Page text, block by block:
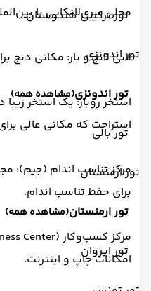
تور ترکیبی هندوستان
تور اندونزی
تور اندونزی(مشاهده همه)
تور بالی
تور ارمنستان
تور ارمنستان(مشاهده همه)
تور ایروان
محلی سری‌لانکایی یا
لابی لانج و بار: مکانی دنج
استخر روباز: یک استخر
استراحت که مکانی عالی
مرکز تناسب اندام (جیم):
برای حفظ تناسب اندام.
امکانات چاپ و اینترنت.